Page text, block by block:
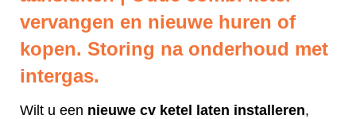
vervangen en nieuwe huren of
kopen. Storing na onderhoud met
intergas.
Wilt u een nieuwe cv ketel laten installeren,